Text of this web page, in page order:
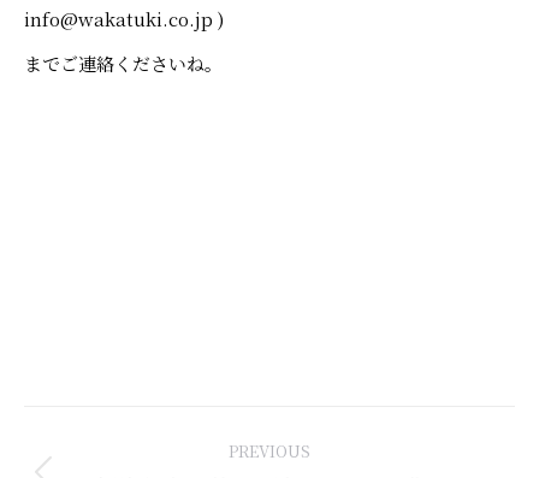
info@wakatuki.co.jp )
までご連絡くださいね。
PREVIOUS